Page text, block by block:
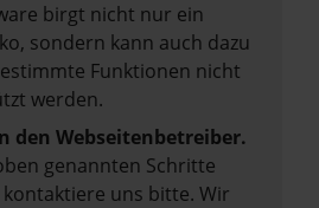
birgt nicht nur ein
sondern kann auch dazu
Funktionen nicht
werden.
den Webseitenbetreiber.
genannten Schritte
uns bitte. Wir